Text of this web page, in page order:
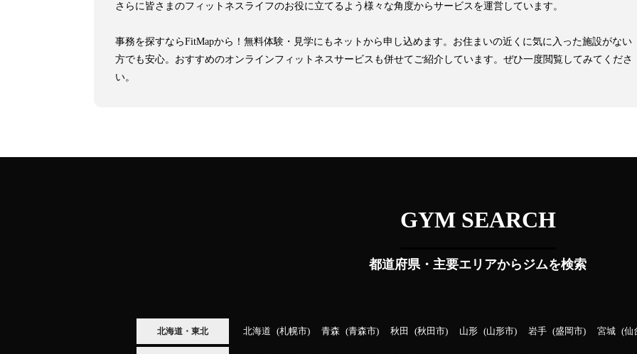
さらに皆さまのフィットネスライフのお役に立てるよう様々な角度からサービスを運営しています。
事務を探すならFitMapから！無料体験・見学にもネットから申し込めます。お住まいの近くに気に入った施設がない
方でも安心。おすすめのオンラインフィットネスサービスも併せてご紹介しています。ぜひ一度閲覧してみてくださ
い。
GYM SEARCH
都道府県・主要エリアからジムを検索
北海道・東北 北海道 札幌市 青森 青森市 秋田 秋田市 山形 山形市 岩手 盛岡市 宮城 仙